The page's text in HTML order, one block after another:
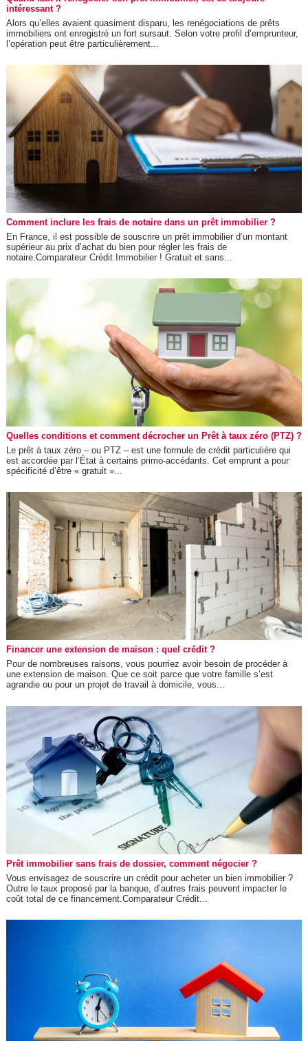
intéressant ?
Alors qu’elles avaient quasiment disparu, les renégociations de prêts
immobiliers ont enregistré un fort sursaut. Selon votre profil d’emprunteur,
l’opération peut être particulièrement...
Comment inclure les frais de notaire dans un prêt immobilier ?
En France, il est possible de souscrire un prêt immobilier d’un montant
supérieur au prix d’achat du bien pour régler les frais de
notaire.Comparateur Crédit Immobilier ! Gratuit et sans...
Quelles conditions et comment décrocher un Prêt à taux zéro (PTZ) ?
Le prêt à taux zéro – ou PTZ – est une formule de crédit particulière qui
est accordée par l’État à certains primo-accédants. Cet emprunt a pour
spécificité d’être « gratuit »...
Financer une extension de maison : quel crédit ?
Pour de nombreuses raisons, vous pourriez avoir besoin de procéder à
une extension de maison. Que ce soit parce que votre famille s’est
agrandie ou pour un projet de travail à domicile, vous...
Prêt immobilier sans frais de dossier, comment négocier ?
Vous envisagez de souscrire un crédit pour acheter un bien immobilier ?
Outre le taux proposé par la banque, d’autres frais peuvent impacter le
coût total de ce financement.Comparateur Crédit...